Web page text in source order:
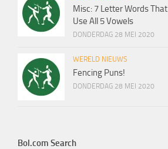
Misc: 7 Letter Words That
Use All 5 Vowels
DONDERDAG 28 MEI 2020
WERELD NIEUWS
Fencing Puns!
DONDERDAG 28 MEI 2020
Bol.com Search